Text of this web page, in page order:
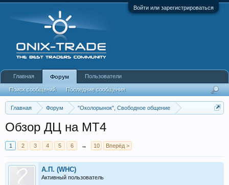
Войти или зарегистрироваться
Главная Форум
"Околорынок", Свободное общение
Обзор ДЦ на МТ4
1 2 3 4 5 6 → 10 Вперёд >
А.П. (WHC)
Активный пользователь
Главная Форум
Поиск сообщений Последние сообщения
Пользователи